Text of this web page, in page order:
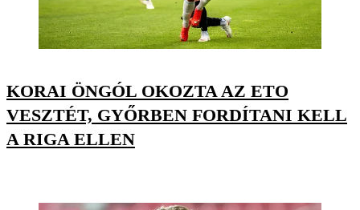
KORAI ÖNGÓL OKOZTA AZ ETO
VESZTÉT, GYŐRBEN FORDÍTANI KELL
A RIGA ELLEN